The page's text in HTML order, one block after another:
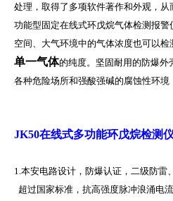
处理，取得了多项软件著作和外观，
功能型固定在线式环戊烷气体检测报警
空间、大气环境中的气体浓度也可以
单一气体的纯度。坚固耐用的防爆外
各种危险场所和强酸强碱的腐蚀性环境
JK50在线式多功能环戊烷检测
1.本安电路设计，防爆认证，二级防雷
超过国家标准，抗高强度脉冲浪涌电